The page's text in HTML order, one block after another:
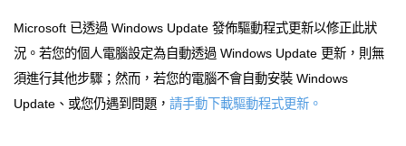
Microsoft 已透過 Windows Update 發佈驅動程式更新以修正此狀
況。若您的個人電腦設定為自動透過 Windows Update 更新，則無
須進行其他步驟；然而，若您的電腦不會自動安裝 Windows
Update、或您仍遇到問題， 請手動下載驅動程式更新。